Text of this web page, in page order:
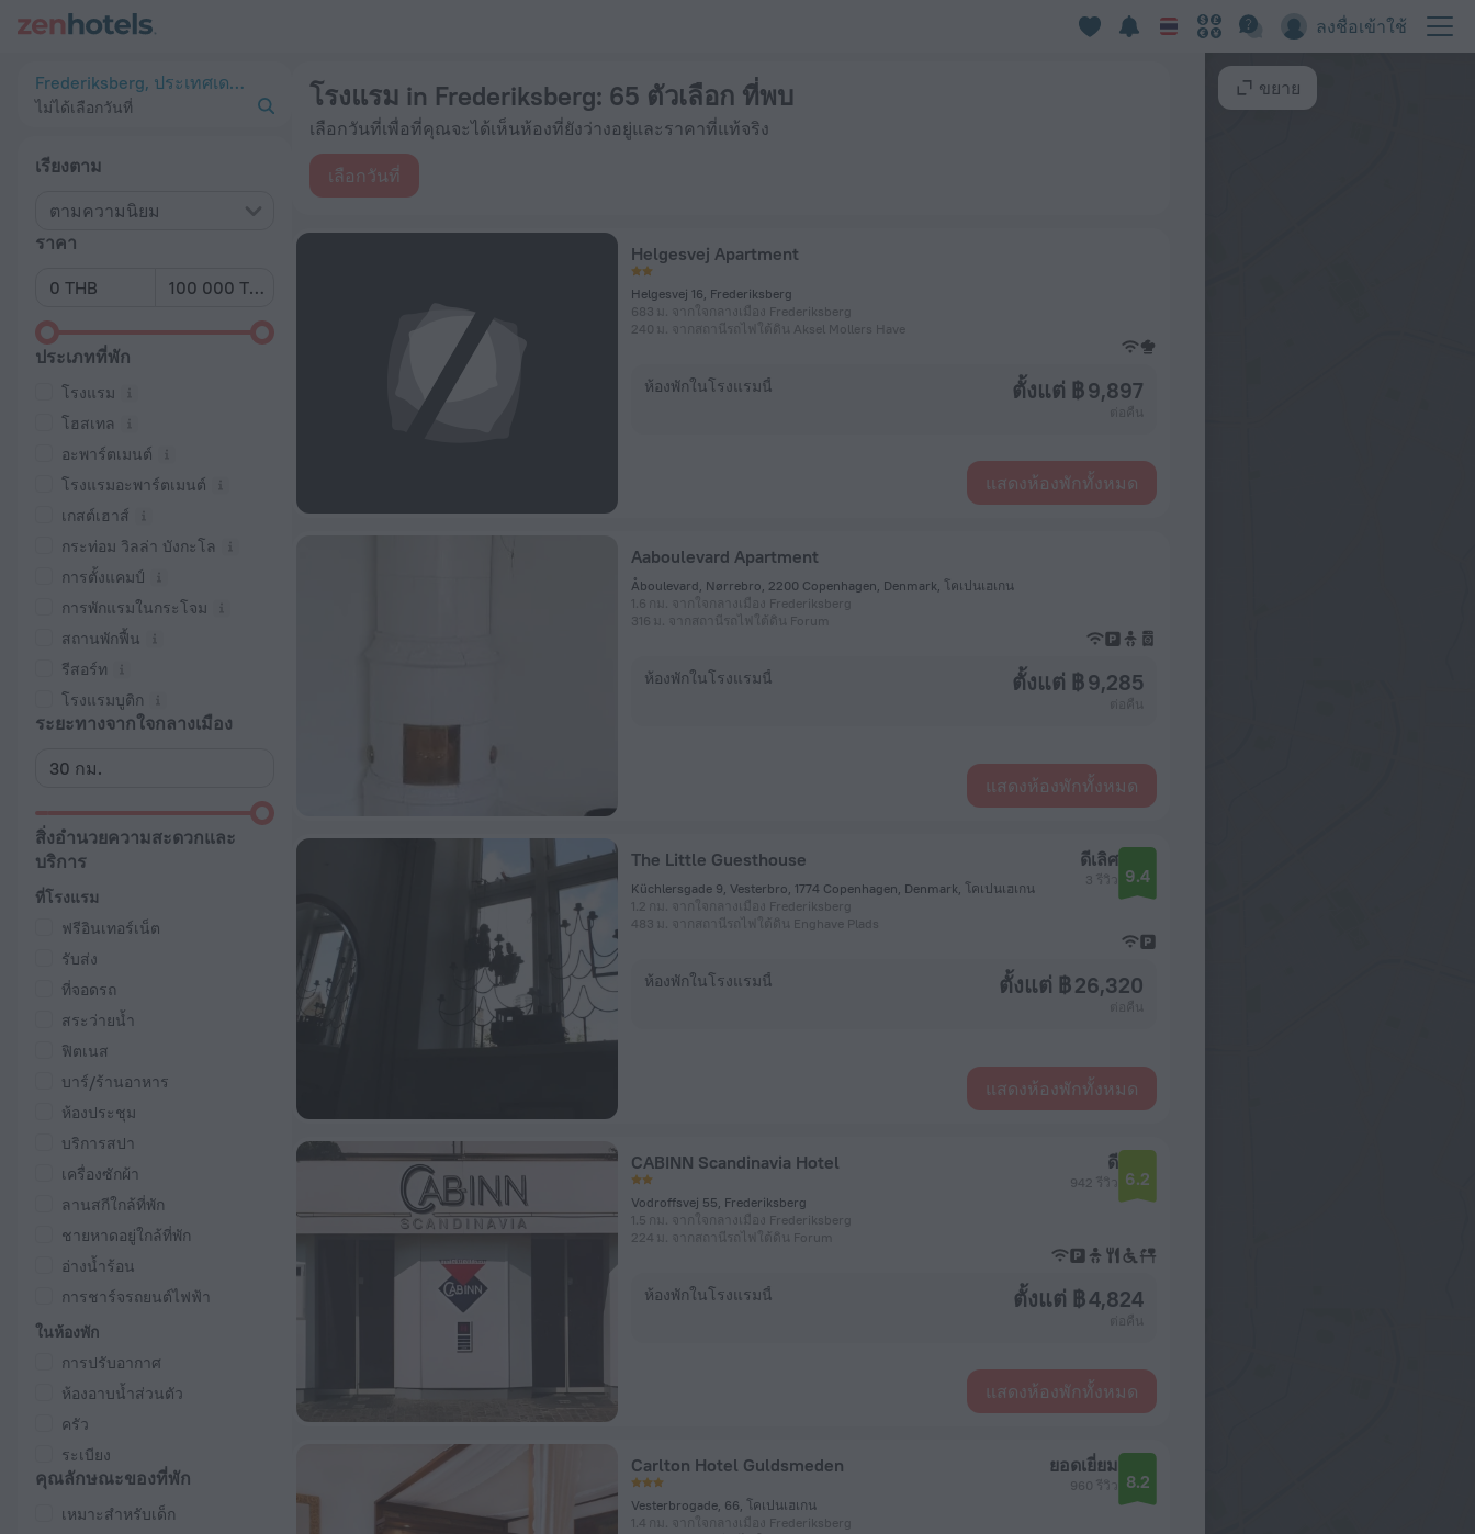
ลงชื่อเข้าใช้
Frederiksberg, ประเทศเดนมาร์ก
ไม่ได้เลือกวันที่
เรียงตาม
ตามความนิยม
ราคา
ประเภทที่พัก
โรงแรม
โฮสเทล
อะพาร์ตเมนต์
โรงแรมอะพาร์ตเมนต์
เกสต์เฮาส์
กระท่อม วิลล่า บังกะโล
การตั้งแคมป์
การพักแรมในกระโจม
สถานพักฟื้น
รีสอร์ท
โรงแรมบูติก
ระยะทางจากใจกลางเมือง
สิ่งอำนวยความสะดวกและ
บริการ
ที่โรงแรม
ฟรีอินเทอร์เน็ต
รับส่ง
ที่จอดรถ
สระว่ายน้ำ
ฟิตเนส
บาร์/ร้านอาหาร
ห้องประชุม
บริการสปา
เครื่องซักผ้า
ลานสกีใกล้ที่พัก
ชายหาดอยู่ใกล้ที่พัก
อ่างน้ำร้อน
การชาร์จรถยนต์ไฟฟ้า
ในห้องพัก
การปรับอากาศ
ห้องอาบน้ำส่วนตัว
ครัว
ระเบียง
คุณลักษณะของที่พัก
เหมาะสำหรับเด็ก
โรงแรม in Frederiksberg: 65 ตัวเลือก ที่พบ
เลือกวันที่เพื่อที่คุณจะได้เห็นห้องที่ยังว่างอยู่และราคาที่แท้จริง
เลือกวันที่
Helgesvej Apartment
Helgesvej 16, Frederiksberg
683 ม. จากใจกลางเมือง Frederiksberg
240 ม. จากสถานีรถไฟใต้ดิน Aksel Mollers Have
ห้องพักในโรงแรมนี้ ตั้งแต่ ฿ 9,897
แสดงห้องพักทั้งหมด
Aaboulevard Apartment
Åboulevard, Nørrebro, 2200 Copenhagen, Denmark, โคเปนเฮเกน
1.6 กม. จากใจกลางเมือง Frederiksberg
316 ม. จากสถานีรถไฟใต้ดิน Forum
ห้องพักในโรงแรมนี้ ตั้งแต่ ฿ 9,285
แสดงห้องพักทั้งหมด
The Little Guesthouse
Küchlersgade 9, Vesterbro, 1774 Copenhagen, Denmark, โคเปนเฮเกน
1.2 กม. จากใจกลางเมือง Frederiksberg
483 ม. จากสถานีรถไฟใต้ดิน Enghave Plads
ดีเลิศ
3 รีวิว 9.4
ห้องพักในโรงแรมนี้ ตั้งแต่ ฿ 26,320
แสดงห้องพักทั้งหมด
CABINN Scandinavia Hotel
Vodroffsvej 55, Frederiksberg
1.5 กม. จากใจกลางเมือง Frederiksberg
224 ม. จากสถานีรถไฟใต้ดิน Forum
ดี
942 รีวิว 6.2
ห้องพักในโรงแรมนี้ ตั้งแต่ ฿ 4,824
แสดงห้องพักทั้งหมด
Carlton Hotel Guldsmeden
Vesterbrogade, 66, โคเปนเฮเกน
1.4 กม. จากใจกลางเมือง Frederiksberg
ยอดเยี่ยม
960 รีวิว 8.2
ขยาย
20 ที่พักที่ดีที่สุด โรงแรม in Frederiksberg 2026 ตั้งแต่ ฿ 4,255 - จองตอนนี้ที่ ZenHotels.com